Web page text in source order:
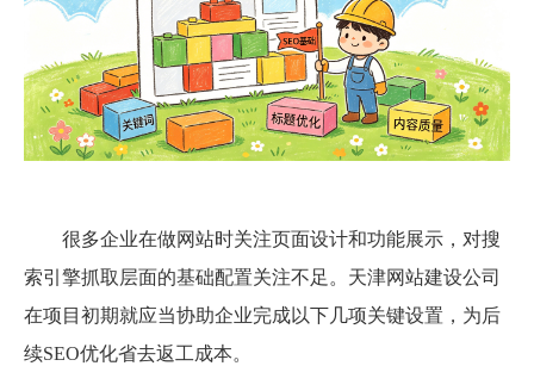
很多企业在做网站时关注页面设计和功能展示，对搜
索引擎抓取层面的基础配置关注不足。天津网站建设公司
在项目初期就应当协助企业完成以下几项关键设置，为后
续SEO优化省去返工成本。